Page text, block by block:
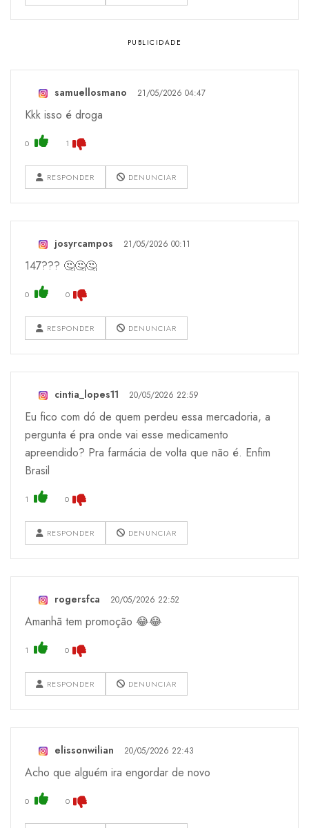
samuellosmano 21/05/2026 04:47
Kkk isso é droga
0 1
RESPONDER DENUNCIAR
josyrcampos 21/05/2026 00:11
147??? 🤔🤔🤔
0 0
RESPONDER DENUNCIAR
cintia_lopes11 20/05/2026 22:59
Eu fico com dó de quem perdeu essa mercadoria, a
pergunta é pra onde vai esse medicamento
apreendido? Pra farmácia de volta que não é. Enfim
Brasil
1 0
RESPONDER DENUNCIAR
rogersfca 20/05/2026 22:52
Amanhã tem promoção 😂😂
1 0
RESPONDER DENUNCIAR
elissonwilian 20/05/2026 22:43
Acho que alguém ira engordar de novo
0 0